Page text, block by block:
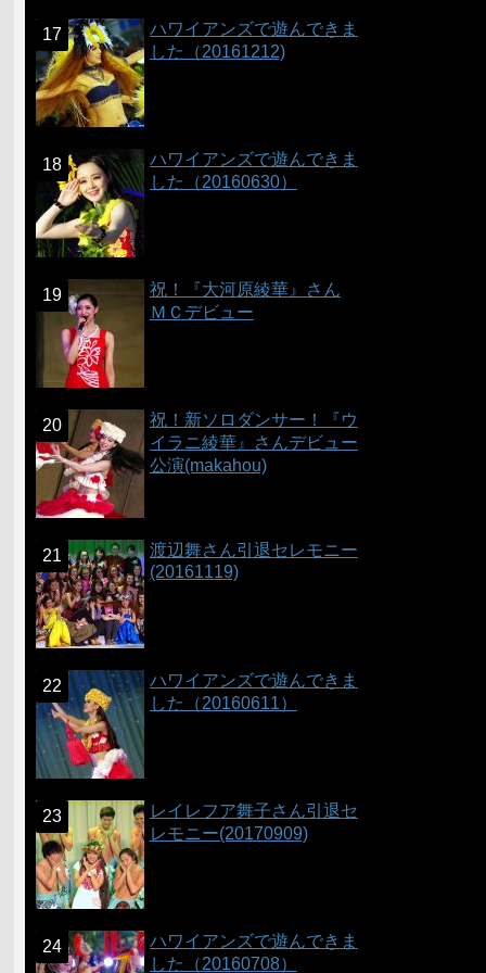
ハワイアンズで遊んできま
した（20161212)
ハワイアンズで遊んできま
した（20160630）
祝！『大河原綾華』さん
ＭＣデビュー
祝！新ソロダンサー！『ウ
イラニ綾華』さんデビュー
公演(makahou)
渡辺舞さん引退セレモニー
(20161119)
ハワイアンズで遊んできま
した（20160611）
レイレフア舞子さん引退セ
レモニー(20170909)
ハワイアンズで遊んできま
した（20160708）